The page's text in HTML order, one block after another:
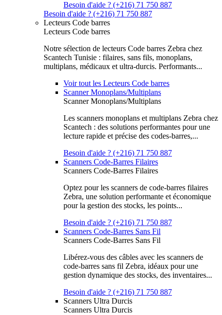
Besoin d'aide ? (+216) 71 750 887
Besoin d'aide ? (+216) 71 750 887
Lecteurs Code barres
Lecteurs Code barres
Notre sélection de lecteurs Code barres Zebra chez
Scantech Tunisie : filaires, sans fils, monoplans,
multiplans, médicaux et ultra-durcis. Performants...
Voir tout les Lecteurs Code barres
Scanner Monoplans/Multiplans
Scanner Monoplans/Multiplans
Les scanners monoplans et multiplans Zebra chez
Scantech : des solutions performantes pour une
lecture rapide et précise des codes-barres,...
Besoin d'aide ? (+216) 71 750 887
Scanners Code-Barres Filaires
Scanners Code-Barres Filaires
Optez pour les scanners de code-barres filaires
Zebra, une solution performante et économique
pour la gestion des stocks, les points...
Besoin d'aide ? (+216) 71 750 887
Scanners Code-Barres Sans Fil
Scanners Code-Barres Sans Fil
Libérez-vous des câbles avec les scanners de
code-barres sans fil Zebra, idéaux pour une
gestion dynamique des stocks, des inventaires...
Besoin d'aide ? (+216) 71 750 887
Scanners Ultra Durcis
Scanners Ultra Durcis